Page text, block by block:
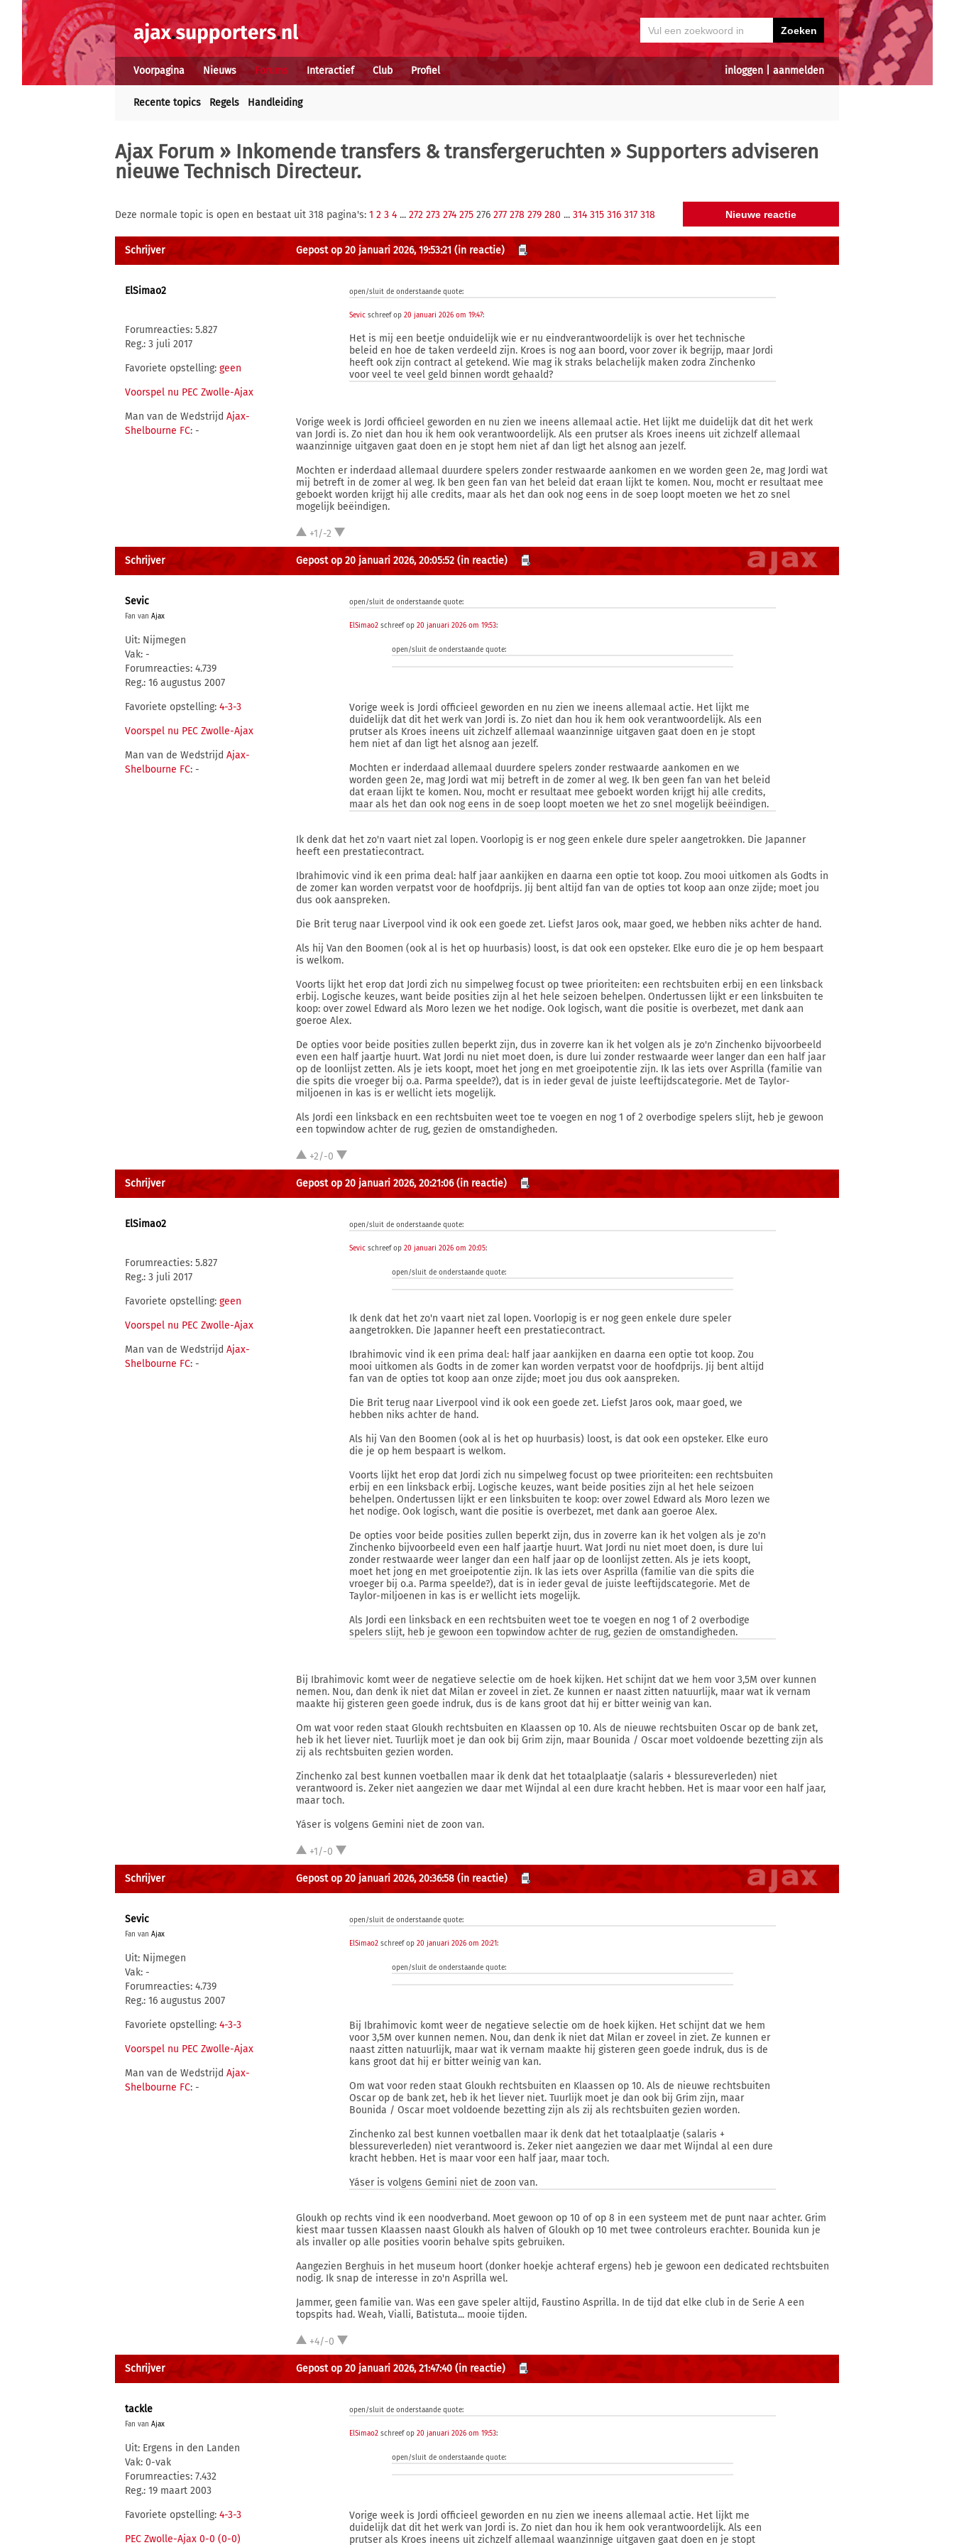
inloggen aanmelden
Voorpagina Nieuws Forums Interactief Club Profiel
Recente topics Regels Handleiding
Ajax Forum » Inkomende transfers & transfergeruchten » Supporters adviseren
nieuwe Technisch Directeur.
Deze normale topic is open en bestaat uit 318 pagina's: 1 2 3 4 ... 272 273 274 275 276 277 278 279 280 ... 314 315 316 317 318
Schrijver Gepost op 20 januari 2026, 19:53:21 (in reactie)
ElSimao2
Forumreacties: 5.827
Reg.: 3 juli 2017
Favoriete opstelling: geen
Voorspel nu PEC Zwolle-Ajax
Man van de Wedstrijd Ajax-
Shelbourne FC: -
open/sluit de onderstaande quote:
Sevic schreef op20 januari 2026 om 19:47:
Het is mij een beetje onduidelijk wie er nu eindverantwoordelijk is over het technische
beleid en hoe de taken verdeeld zijn. Kroes is nog aan boord, voor zover ik begrijp, maar Jordi
heeft ook zijn contract al getekend. Wie mag ik straks belachelijk maken zodra Zinchenko
voor veel te veel geld binnen wordt gehaald?
Vorige week is Jordi officieel geworden en nu zien we ineens allemaal actie. Het lijkt me duidelijk dat dit het werk
van Jordi is. Zo niet dan hou ik hem ook verantwoordelijk. Als een prutser als Kroes ineens uit zichzelf allemaal
waanzinnige uitgaven gaat doen en je stopt hem niet af dan ligt het alsnog aan jezelf.
Mochten er inderdaad allemaal duurdere spelers zonder restwaarde aankomen en we worden geen 2e, mag Jordi wat
mij betreft in de zomer al weg. Ik ben geen fan van het beleid dat eraan lijkt te komen. Nou, mocht er resultaat mee
geboekt worden krijgt hij alle credits, maar als het dan ook nog eens in de soep loopt moeten we het zo snel
mogelijk beëindigen.
+1/-2
Schrijver Gepost op 20 januari 2026, 20:05:52 (in reactie)
Sevic
Fan van Ajax
Uit: Nijmegen
Vak: -
Forumreacties: 4.739
Reg.: 16 augustus 2007
Favoriete opstelling: 4-3-3
Voorspel nu PEC Zwolle-Ajax
Man van de Wedstrijd Ajax-
Shelbourne FC: -
open/sluit de onderstaande quote:
ElSimao2 schreef op20 januari 2026 om 19:53:
open/sluit de onderstaande quote:
Vorige week is Jordi officieel geworden en nu zien we ineens allemaal actie. Het lijkt me
duidelijk dat dit het werk van Jordi is. Zo niet dan hou ik hem ook verantwoordelijk. Als een
prutser als Kroes ineens uit zichzelf allemaal waanzinnige uitgaven gaat doen en je stopt
hem niet af dan ligt het alsnog aan jezelf.
Mochten er inderdaad allemaal duurdere spelers zonder restwaarde aankomen en we
worden geen 2e, mag Jordi wat mij betreft in de zomer al weg. Ik ben geen fan van het beleid
dat eraan lijkt te komen. Nou, mocht er resultaat mee geboekt worden krijgt hij alle credits,
maar als het dan ook nog eens in de soep loopt moeten we het zo snel mogelijk beëindigen.
Ik denk dat het zo'n vaart niet zal lopen. Voorlopig is er nog geen enkele dure speler aangetrokken. Die Japanner
heeft een prestatiecontract.
Ibrahimovic vind ik een prima deal: half jaar aankijken en daarna een optie tot koop. Zou mooi uitkomen als Godts in
de zomer kan worden verpatst voor de hoofdprijs. Jij bent altijd fan van de opties tot koop aan onze zijde; moet jou
dus ook aanspreken.
Die Brit terug naar Liverpool vind ik ook een goede zet. Liefst Jaros ook, maar goed, we hebben niks achter de hand.
Als hij Van den Boomen (ook al is het op huurbasis) loost, is dat ook een opsteker. Elke euro die je op hem bespaart
is welkom.
Voorts lijkt het erop dat Jordi zich nu simpelweg focust op twee prioriteiten: een rechtsbuiten erbij en een linksback
erbij. Logische keuzes, want beide posities zijn al het hele seizoen behelpen. Ondertussen lijkt er een linksbuiten te
koop: over zowel Edward als Moro lezen we het nodige. Ook logisch, want die positie is overbezet, met dank aan
goeroe Alex.
De opties voor beide posities zullen beperkt zijn, dus in zoverre kan ik het volgen als je zo'n Zinchenko bijvoorbeeld
even een half jaartje huurt. Wat Jordi nu niet moet doen, is dure lui zonder restwaarde weer langer dan een half jaar
op de loonlijst zetten. Als je iets koopt, moet het jong en met groeipotentie zijn. Ik las iets over Asprilla (familie van
die spits die vroeger bij o.a. Parma speelde?), dat is in ieder geval de juiste leeftijdscategorie. Met de Taylor-
miljoenen in kas is er wellicht iets mogelijk.
Als Jordi een linksback en een rechtsbuiten weet toe te voegen en nog 1 of 2 overbodige spelers slijt, heb je gewoon
een topwindow achter de rug, gezien de omstandigheden.
+2/-0
Schrijver Gepost op 20 januari 2026, 20:21:06 (in reactie)
ElSimao2
Forumreacties: 5.827
Reg.: 3 juli 2017
Favoriete opstelling: geen
Voorspel nu PEC Zwolle-Ajax
Man van de Wedstrijd Ajax-
Shelbourne FC: -
open/sluit de onderstaande quote:
Sevic schreef op20 januari 2026 om 20:05:
open/sluit de onderstaande quote:
Ik denk dat het zo'n vaart niet zal lopen. Voorlopig is er nog geen enkele dure speler
aangetrokken. Die Japanner heeft een prestatiecontract.
Ibrahimovic vind ik een prima deal: half jaar aankijken en daarna een optie tot koop. Zou
mooi uitkomen als Godts in de zomer kan worden verpatst voor de hoofdprijs. Jij bent altijd
fan van de opties tot koop aan onze zijde; moet jou dus ook aanspreken.
Die Brit terug naar Liverpool vind ik ook een goede zet. Liefst Jaros ook, maar goed, we
hebben niks achter de hand.
Als hij Van den Boomen (ook al is het op huurbasis) loost, is dat ook een opsteker. Elke euro
die je op hem bespaart is welkom.
Voorts lijkt het erop dat Jordi zich nu simpelweg focust op twee prioriteiten: een rechtsbuiten
erbij en een linksback erbij. Logische keuzes, want beide posities zijn al het hele seizoen
behelpen. Ondertussen lijkt er een linksbuiten te koop: over zowel Edward als Moro lezen we
het nodige. Ook logisch, want die positie is overbezet, met dank aan goeroe Alex.
De opties voor beide posities zullen beperkt zijn, dus in zoverre kan ik het volgen als je zo'n
Zinchenko bijvoorbeeld even een half jaartje huurt. Wat Jordi nu niet moet doen, is dure lui
zonder restwaarde weer langer dan een half jaar op de loonlijst zetten. Als je iets koopt,
moet het jong en met groeipotentie zijn. Ik las iets over Asprilla (familie van die spits die
vroeger bij o.a. Parma speelde?), dat is in ieder geval de juiste leeftijdscategorie. Met de
Taylor-miljoenen in kas is er wellicht iets mogelijk.
Als Jordi een linksback en een rechtsbuiten weet toe te voegen en nog 1 of 2 overbodige
spelers slijt, heb je gewoon een topwindow achter de rug, gezien de omstandigheden.
Bij Ibrahimovic komt weer de negatieve selectie om de hoek kijken. Het schijnt dat we hem voor 3,5M over kunnen
nemen. Nou, dan denk ik niet dat Milan er zoveel in ziet. Ze kunnen er naast zitten natuurlijk, maar wat ik vernam
maakte hij gisteren geen goede indruk, dus is de kans groot dat hij er bitter weinig van kan.
Om wat voor reden staat Gloukh rechtsbuiten en Klaassen op 10. Als de nieuwe rechtsbuiten Oscar op de bank zet,
heb ik het liever niet. Tuurlijk moet je dan ook bij Grim zijn, maar Bounida / Oscar moet voldoende bezetting zijn als
zij als rechtsbuiten gezien worden.
Zinchenko zal best kunnen voetballen maar ik denk dat het totaalplaatje (salaris + blessureverleden) niet
verantwoord is. Zeker niet aangezien we daar met Wijndal al een dure kracht hebben. Het is maar voor een half jaar,
maar toch.
Yáser is volgens Gemini niet de zoon van.
+1/-0
Schrijver Gepost op 20 januari 2026, 20:36:58 (in reactie)
Sevic
Fan van Ajax
Uit: Nijmegen
Vak: -
Forumreacties: 4.739
Reg.: 16 augustus 2007
Favoriete opstelling: 4-3-3
Voorspel nu PEC Zwolle-Ajax
Man van de Wedstrijd Ajax-
Shelbourne FC: -
open/sluit de onderstaande quote:
ElSimao2 schreef op20 januari 2026 om 20:21:
open/sluit de onderstaande quote:
Bij Ibrahimovic komt weer de negatieve selectie om de hoek kijken. Het schijnt dat we hem
voor 3,5M over kunnen nemen. Nou, dan denk ik niet dat Milan er zoveel in ziet. Ze kunnen er
naast zitten natuurlijk, maar wat ik vernam maakte hij gisteren geen goede indruk, dus is de
kans groot dat hij er bitter weinig van kan.
Om wat voor reden staat Gloukh rechtsbuiten en Klaassen op 10. Als de nieuwe rechtsbuiten
Oscar op de bank zet, heb ik het liever niet. Tuurlijk moet je dan ook bij Grim zijn, maar
Bounida / Oscar moet voldoende bezetting zijn als zij als rechtsbuiten gezien worden.
Zinchenko zal best kunnen voetballen maar ik denk dat het totaalplaatje (salaris +
blessureverleden) niet verantwoord is. Zeker niet aangezien we daar met Wijndal al een dure
kracht hebben. Het is maar voor een half jaar, maar toch.
Yáser is volgens Gemini niet de zoon van.
Gloukh op rechts vind ik een noodverband. Moet gewoon op 10 of op 8 in een systeem met de punt naar achter. Grim
kiest maar tussen Klaassen naast Gloukh als halven of Gloukh op 10 met twee controleurs erachter. Bounida kun je
als invaller op alle posities voorin behalve spits gebruiken.
Aangezien Berghuis in het museum hoort (donker hoekje achteraf ergens) heb je gewoon een dedicated rechtsbuiten
nodig. Ik snap de interesse in zo'n Asprilla wel.
Jammer, geen familie van. Was een gave speler altijd, Faustino Asprilla. In de tijd dat elke club in de Serie A een
topspits had. Weah, Vialli, Batistuta... mooie tijden.
+4/-0
Schrijver Gepost op 20 januari 2026, 21:47:40 (in reactie)
tackle
Fan van Ajax
Uit: Ergens in den Landen
Vak: 0-vak
Forumreacties: 7.432
Reg.: 19 maart 2003
Favoriete opstelling: 4-3-3
PEC Zwolle-Ajax 0-0 (0-0)
open/sluit de onderstaande quote:
ElSimao2 schreef op20 januari 2026 om 19:53:
open/sluit de onderstaande quote:
Vorige week is Jordi officieel geworden en nu zien we ineens allemaal actie. Het lijkt me
duidelijk dat dit het werk van Jordi is. Zo niet dan hou ik hem ook verantwoordelijk. Als een
prutser als Kroes ineens uit zichzelf allemaal waanzinnige uitgaven gaat doen en je stopt